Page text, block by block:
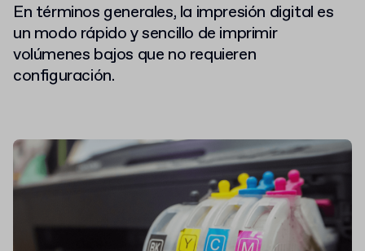
En términos generales, la impresión digital es
un modo rápido y sencillo de imprimir
volúmenes bajos que no requieren
configuración.